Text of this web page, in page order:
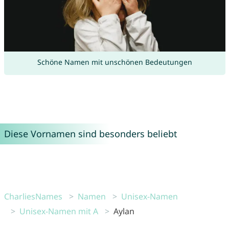
Schöne Namen mit unschönen Bedeutungen
Diese Vornamen sind besonders beliebt
CharliesNames Namen
Unisex-Namen
Unisex-Namen mit A
Aylan